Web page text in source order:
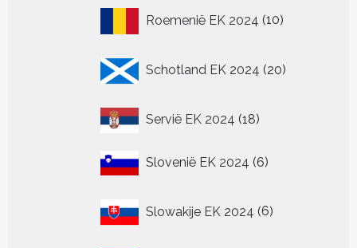
Roemenië EK 2024 1010
Schotland EK 2024 20
producten
Servië EK 2024 1818
Slovenië EK 2024 66
Slowakije EK 2024 6
producten